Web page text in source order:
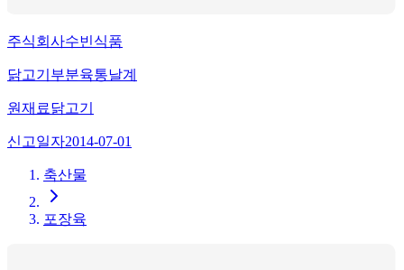
주식회사수빈식품
닭고기부분육통날계
원재료닭고기
신고일자2014-07-01
축산물
포장육